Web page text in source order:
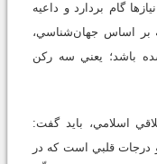
گام بردارد و داعيه
بر اساس جهان‌شناسي،
باشد؛ يعني سه ركن
اسلامي، بايد گفت:
درجات قلبي است كه در